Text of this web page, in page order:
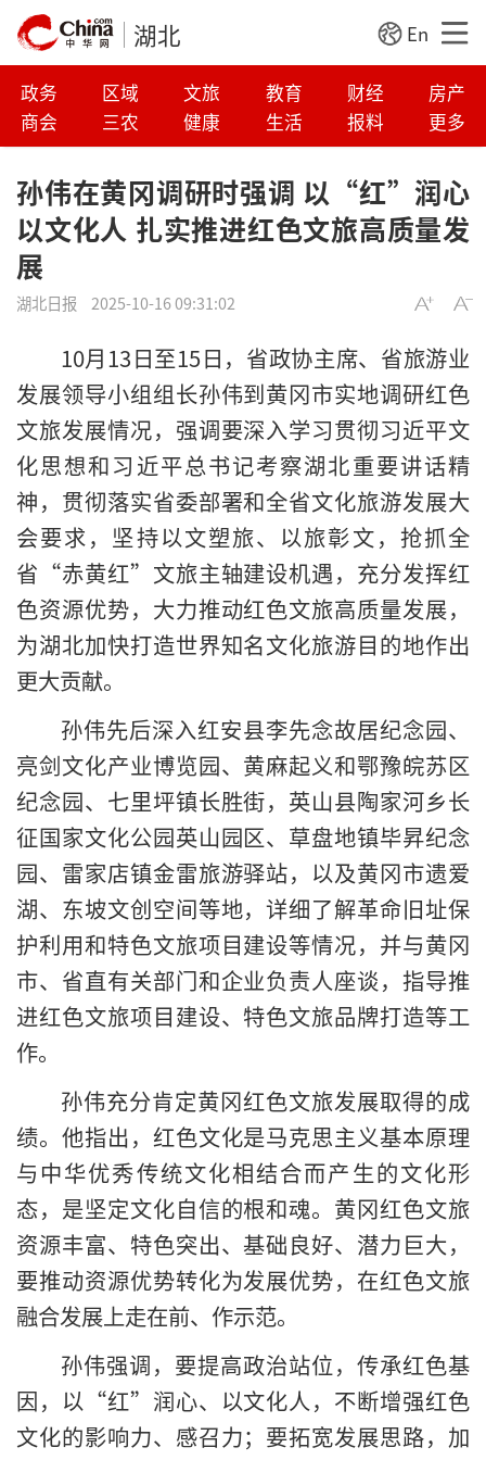
湖北 En
政务 区域 文旅 教育 财经
房产
商会
三农 健康 生活 报料 更多
孙伟在黄冈调研时强调 以“红”润心
以文化人 扎实推进红色文旅高质量发
展
湖北日报 2025-10-16 09:31:02
10月13日至15日，省政协主席、省旅游业
发展领导小组组长孙伟到黄冈市实地调研红色
文旅发展情况，强调要深入学习贯彻习近平文
化思想和习近平总书记考察湖北重要讲话精
神，贯彻落实省委部署和全省文化旅游发展大
会要求，坚持以文塑旅、以旅彰文，抢抓全
省“赤黄红”文旅主轴建设机遇，充分发挥红
色资源优势，大力推动红色文旅高质量发展，
为湖北加快打造世界知名文化旅游目的地作出
更大贡献。
孙伟先后深入红安县李先念故居纪念园、
亮剑文化产业博览园、黄麻起义和鄂豫皖苏区
纪念园、七里坪镇长胜街，英山县陶家河乡长
征国家文化公园英山园区、草盘地镇毕昇纪念
园、雷家店镇金雷旅游驿站，以及黄冈市遗爱
湖、东坡文创空间等地，详细了解革命旧址保
护利用和特色文旅项目建设等情况，并与黄冈
市、省直有关部门和企业负责人座谈，指导推
进红色文旅项目建设、特色文旅品牌打造等工
作。
孙伟充分肯定黄冈红色文旅发展取得的成
绩。他指出，红色文化是马克思主义基本原理
与中华优秀传统文化相结合而产生的文化形
态，是坚定文化自信的根和魂。黄冈红色文旅
资源丰富、特色突出、基础良好、潜力巨大，
要推动资源优势转化为发展优势，在红色文旅
融合发展上走在前、作示范。
孙伟强调，要提高政治站位，传承红色基
因，以“红”润心、以文化人，不断增强红色
文化的影响力、感召力；要拓宽发展思路，加